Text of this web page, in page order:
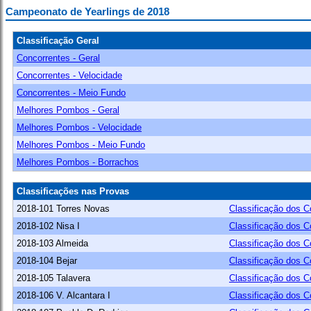
Campeonato de Yearlings de 2018
Classificação Geral
Concorrentes - Geral
Concorrentes - Velocidade
Concorrentes - Meio Fundo
Melhores Pombos - Geral
Melhores Pombos - Velocidade
Melhores Pombos - Meio Fundo
Melhores Pombos - Borrachos
Classificações nas Provas
2018-101 Torres Novas
Classificação dos
2018-102 Nisa I
Classificação dos
2018-103 Almeida
Classificação dos
2018-104 Bejar
Classificação dos
2018-105 Talavera
Classificação dos
2018-106 V. Alcantara I
Classificação dos